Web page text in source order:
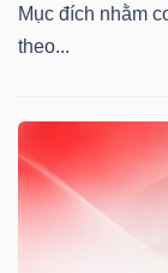
Mục đích nhằm
theo...